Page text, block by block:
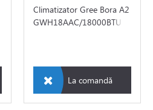
Climatizator Gree Bora A2
GWH18AAC/18000BTU
La comandă